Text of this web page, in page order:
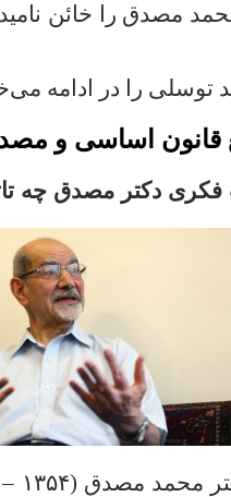
مصدق را خائن
را در ادامه
قانون اساسی و
فکری دکتر مصدق چه
محمد مصدق (۱۳۵۴ – ۱۲۵۸)